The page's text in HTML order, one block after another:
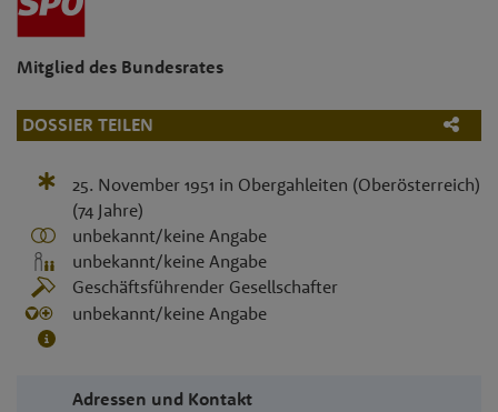
Mitglied des Bundesrates
DOSSIER TEILEN
25. November 1951 in Obergahleiten (Oberösterreich)
(74 Jahre)
unbekannt/keine Angabe
unbekannt/keine Angabe
Geschäftsführender Gesellschafter
unbekannt/keine Angabe
Adressen und Kontakt